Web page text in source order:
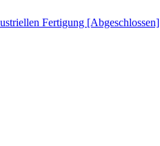
Fertigung [Abgeschlossen]